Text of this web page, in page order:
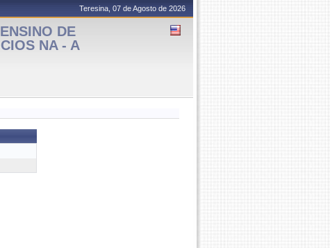
Teresina, 07 de Agosto de 2026
DE
NA - A